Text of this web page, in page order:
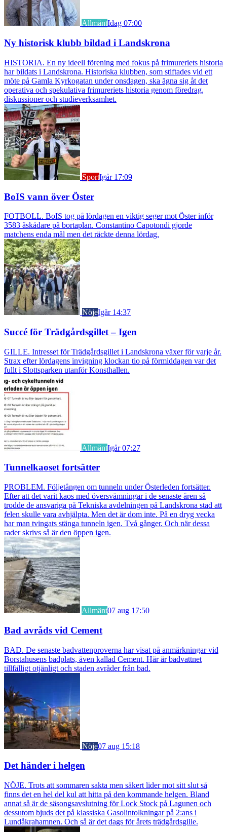
AllmäntIdag 07:00
Ny historisk klubb bildad i Landskrona
HISTORIA. En ny ideell förening med fokus på frimureriets historia
har bildats i Landskrona. Historiska klubben, som stiftades vid ett
möte på Gamla Kyrkogatan under onsdagen, ska ägna sig åt det
operativa och spekulativa frimureriets historia genom föredrag,
diskussioner och studieverksamhet.
SportIgår 17:09
BoIS vann över Öster
FOTBOLL. BoIS tog på lördagen en viktig seger mot Öster inför
3583 åskådare på bortaplan. Constantino Capotondi gjorde
matchens enda mål men det räckte denna lördag.
NöjeIgår 14:37
Succé för Trädgårdsgillet – Igen
GILLE. Intresset för Trädgårdsgillet i Landskrona växer för varje år.
Strax efter lördagens invigning klockan tio på förmiddagen var det
fullt i Slottsparken utanför Konsthallen.
AllmäntIgår 07:27
Tunnelkaoset fortsätter
PROBLEM. Följetången om tunneln under Österleden fortsätter.
Efter att det varit kaos med översvämningar i de senaste åren så
trodde de ansvariga på Tekniska avdelningen på Landskrona stad att
felen skulle vara avhjälpta. Men det är dom inte. På en dryg vecka
har man tvingats stänga tunneln igen. Två gånger. Och när dessa
rader skrivs så är den öppen igen.
Allmänt07 aug 17:50
Bad avråds vid Cement
BAD. De senaste badvattenproverna har visat på anmärkningar vid
Borstahusens badplats, även kallad Cement. Här är badvattnet
tillfälligt otjänligt och staden avråder från bad.
Nöje07 aug 15:18
Det händer i helgen
NÖJE. Trots att sommaren sakta men säkert lider mot sitt slut så
finns det en hel del kul att hitta på den kommande helgen. Bland
annat så är de säsongsavslutning för Lock Stock på Lagunen och
dessutom bjuds det på klassiska Gasolintolkningar på 2:ans i
Lundåkrahamnen. Och så är det dags för årets trädgårdsgille.